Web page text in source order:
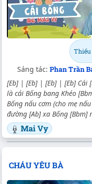
Sáng tác: Phan Trần
[Eb] | [Eb] | [Eb] | [Eb] Cái
là cái Bống bang Khéo
Bống nấu cơm (cho mẹ
đường [Ab] xa Bống [Bbm]
Mai Vy
CHÁU YÊU BÀ